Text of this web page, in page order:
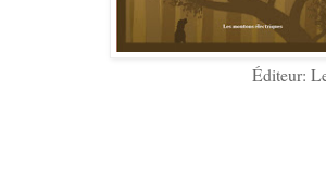
Éditeur: